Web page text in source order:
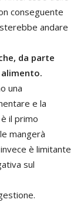
conseguente
andare
da parte
una
e la
il primo
mangerà
è limitante
sul